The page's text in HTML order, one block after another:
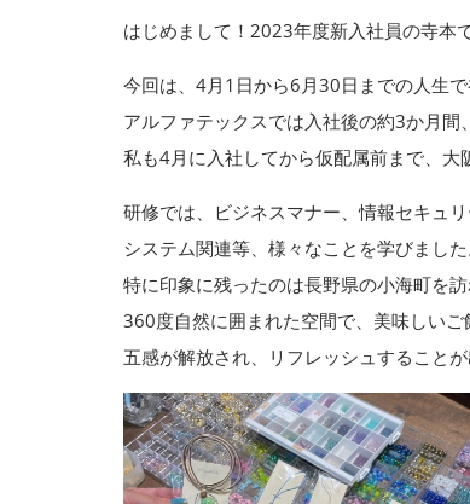
はじめまして！2023年度新入社員の寺本で
今回は、4月1日から6月30日までの人生
アルファテックスでは入社後の約3か月間
私も4月に入社してから仮配属前まで、大
研修では、ビジネスマナー、情報セキュ
システム関連等、様々なことを学びました
特に印象に残ったのは長野県の小海町を訪
360度自然に囲まれた空間で、美味しいご
五感が解放され、リフレッシュすることが